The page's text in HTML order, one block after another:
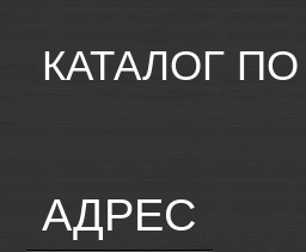
КАТАЛОГ
АДРЕС